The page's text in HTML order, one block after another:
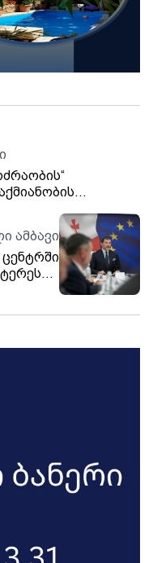
კომისიის
ზაზა გოგავა,
და შალვა
ამბავი